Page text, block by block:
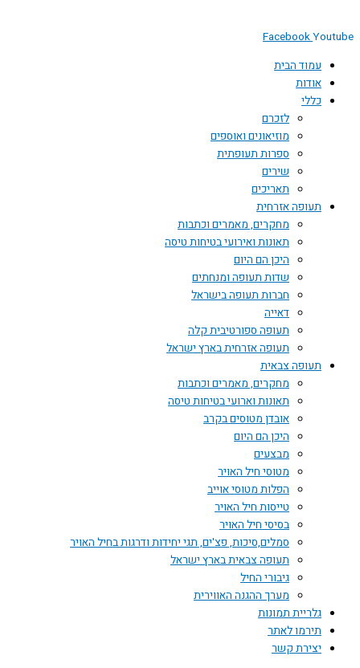
Facebook
עמוד הבית
אודות
כללי
לזכרם
מוזיאונים ואוספים
ספרות תעופתית
שירים
תאריכים
תעופה אזרחית
מחקרים, מאמרים וכתבות
תאונות ואירועי בטיחות טיסה
היכן הם היום
שדות תעופה ומנחתים
חברות תעופה בישראל
דאייה
תעופה ספורטיבית קלה
תעופה אזרחית בארץ ישראל
תעופה צבאית
מחקרים, מאמרים וכתבות
תאונות וארועי בטיחות טיסה
אובדן מטוסים בקרב
היכן הם היום
מבצעים
מטוסי חיל האויר
הפלות מטוסי אוייב
טייסות חיל האויר
בסיסי חיל האויר
סמלים,סיכות, פצ'ים, תגי יחידות ודרגות בחיל האויר
תעופה צבאית בארץ ישראל
גיבורי החיל
מערך ההגנה האווירית
גלריית תמונות
תירמו לאתר
יצירת קשר